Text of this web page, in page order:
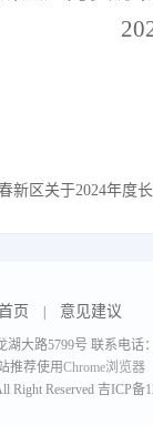
区关于2024年度长春市人才住
页 | 意见建议
大路5799号 联系电话
推荐使用Chrome浏览器
Right Reserved 吉ICP备